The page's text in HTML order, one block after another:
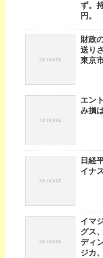
ず。
円。
財政
送り
東京
エン
み損
日経
イナ
イマ
グス
ディ
ジカ